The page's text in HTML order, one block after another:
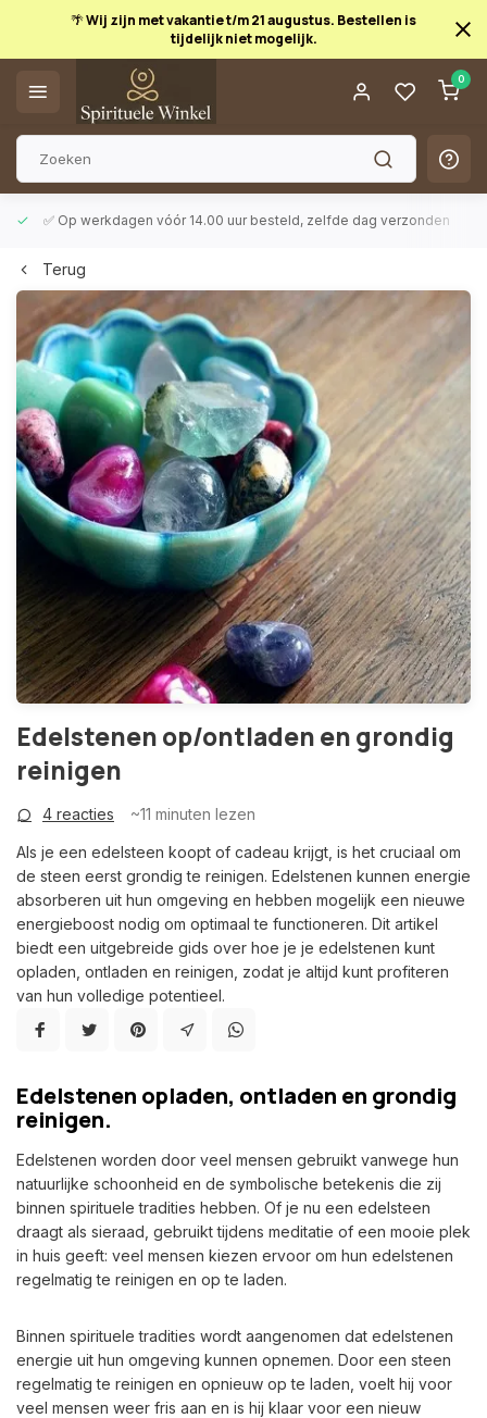
🌴 Wij zijn met vakantie t/m 21 augustus. Bestellen is
tijdelijk niet mogelijk.
0
✅ Op werkdagen vóór 14.00 uur besteld, zelfde dag verzonden
Terug
Edelstenen op/ontladen en grondig
reinigen
4 reacties ~11 minuten lezen
Als je een edelsteen koopt of cadeau krijgt, is het cruciaal om
de steen eerst grondig te reinigen. Edelstenen kunnen energie
absorberen uit hun omgeving en hebben mogelijk een nieuwe
energieboost nodig om optimaal te functioneren. Dit artikel
biedt een uitgebreide gids over hoe je je edelstenen kunt
opladen, ontladen en reinigen, zodat je altijd kunt profiteren
van hun volledige potentieel.
Edelstenen opladen, ontladen en grondig
reinigen.
Edelstenen worden door veel mensen gebruikt vanwege hun
natuurlijke schoonheid en de symbolische betekenis die zij
binnen spirituele tradities hebben. Of je nu een edelsteen
draagt als sieraad, gebruikt tijdens meditatie of een mooie plek
in huis geeft: veel mensen kiezen ervoor om hun edelstenen
regelmatig te reinigen en op te laden.
Binnen spirituele tradities wordt aangenomen dat edelstenen
energie uit hun omgeving kunnen opnemen. Door een steen
regelmatig te reinigen en opnieuw op te laden, voelt hij voor
veel mensen weer fris aan en is hij klaar voor een nieuw